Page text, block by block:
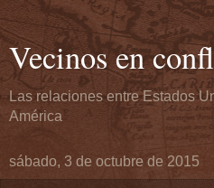
Vecinos en
Las relaciones entre Estados
América
sábado, 3 de octubre de 2015